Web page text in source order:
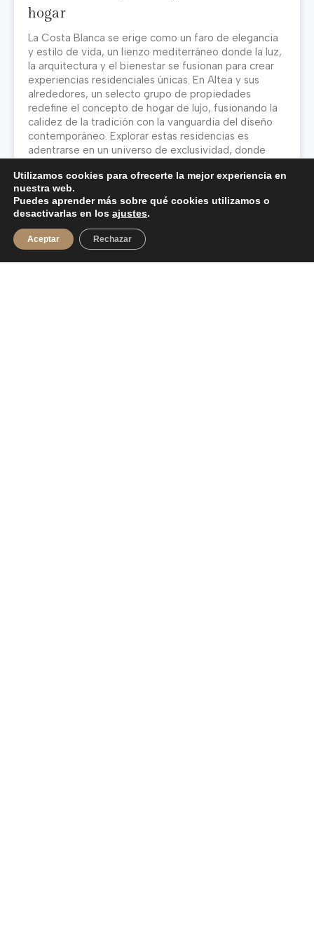
hogar
La Costa Blanca se erige como un faro de elegancia
y estilo de vida, un lienzo mediterráneo donde la luz,
la arquitectura y el bienestar se fusionan para crear
experiencias residenciales únicas. En Altea y sus
alrededores, un selecto grupo de propiedades
redefine el concepto de hogar de lujo, fusionando la
calidez de la tradición con la vanguardia del diseño
contemporáneo. Explorar estas residencias es
adentrarse en un universo de exclusividad, donde
SABER MÁS »
15/06/2026
Utilizamos cookies para ofrecerte la mejor experiencia en
nuestra web.
Puedes aprender más sobre qué cookies utilizamos o
desactivarlas en los ajustes.
Aceptar Rechazar